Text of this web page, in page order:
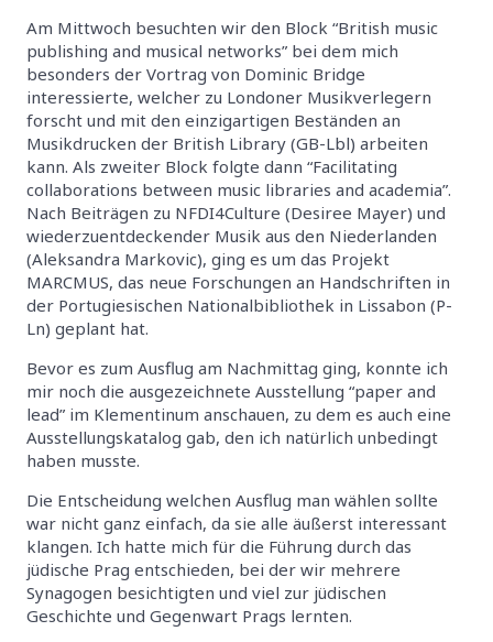
Am Mittwoch besuchten wir den Block “British music
publishing and musical networks” bei dem mich
besonders der Vortrag von Dominic Bridge
interessierte, welcher zu Londoner Musikverlegern
forscht und mit den einzigartigen Beständen an
Musikdrucken der British Library (GB-Lbl) arbeiten
kann. Als zweiter Block folgte dann “Facilitating
collaborations between music libraries and academia”.
Nach Beiträgen zu NFDI4Culture (Desiree Mayer) und
wiederzuentdeckender Musik aus den Niederlanden
(Aleksandra Markovic), ging es um das Projekt
MARCMUS, das neue Forschungen an Handschriften in
der Portugiesischen Nationalbibliothek in Lissabon (P-
Ln) geplant hat.
Bevor es zum Ausflug am Nachmittag ging, konnte ich
mir noch die ausgezeichnete Ausstellung “paper and
lead” im Klementinum anschauen, zu dem es auch eine
Ausstellungskatalog gab, den ich natürlich unbedingt
haben musste.
Die Entscheidung welchen Ausflug man wählen sollte
war nicht ganz einfach, da sie alle äußerst interessant
klangen. Ich hatte mich für die Führung durch das
jüdische Prag entschieden, bei der wir mehrere
Synagogen besichtigten und viel zur jüdischen
Geschichte und Gegenwart Prags lernten.